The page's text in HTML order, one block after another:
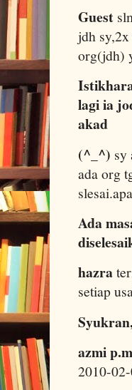
Guest
jdh
org(jdh)
lagi ia
akad
(^_^) sy
ada org
Ada
hazra
setiap
azmi
2010-